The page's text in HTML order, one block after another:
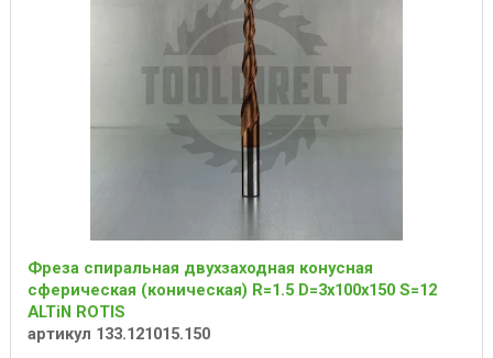
Фреза спиральная двухзаходная конусная
сферическая (коническая) R=1.5 D=3x100x150 S=12
ALTiN ROTIS
артикул 133.121015.150